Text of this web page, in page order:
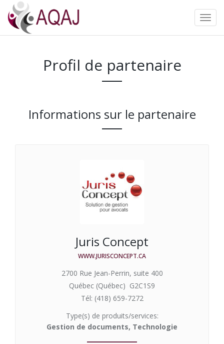
Profil de partenaire
Informations sur le partenaire
Juris Concept
WWW.JURISCONCEPT.CA
2700 Rue Jean-Perrin, suite 400
Québec (Québec) G2C1S9
Tél: (418) 659-7272
Type(s) de produits/services:
Gestion de documents, Technologie